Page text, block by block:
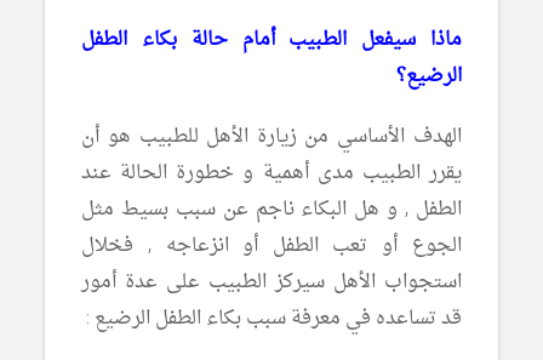
ماذا سيفعل الطبيب أمام حالة بكاء الطفل
الرضيع؟
الهدف الأساسي من زيارة الأهل للطبيب هو أن
يقرر الطبيب مدى أهمية و خطورة الحالة عند
الطفل , و هل البكاء ناجم عن سبب بسيط مثل
الجوع أو تعب الطفل أو انزعاجه , فخلال
استجواب الأهل سيركز الطبيب على عدة أمور
قد تساعده في معرفة سبب بكاء الطفل الرضيع :